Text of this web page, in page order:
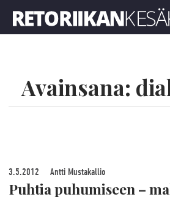
Avainsana:
3.5.2012 Antti Mustakallio
Puhtia puhumiseen –